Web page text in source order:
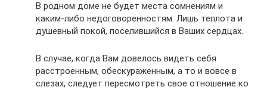
В родном доме не будет места сомнениям и
каким-либо недоговоренностям. Лишь теплота и
душевный покой, поселившийся в Ваших сердцах.
В случае, когда Вам довелось видеть себя
расстроенным, обескураженным, а то и вовсе в
слезах, следует пересмотреть свое отношение ко